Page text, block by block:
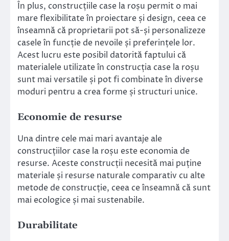
În plus, construcțiile case la roșu permit o mai
mare flexibilitate în proiectare și design, ceea ce
înseamnă că proprietarii pot să-și personalizeze
casele în funcție de nevoile și preferințele lor.
Acest lucru este posibil datorită faptului că
materialele utilizate în construcția case la roșu
sunt mai versatile și pot fi combinate în diverse
moduri pentru a crea forme și structuri unice.
Economie de resurse
Una dintre cele mai mari avantaje ale
construcțiilor case la roșu este economia de
resurse. Aceste construcții necesită mai puține
materiale și resurse naturale comparativ cu alte
metode de construcție, ceea ce înseamnă că sunt
mai ecologice și mai sustenabile.
Durabilitate